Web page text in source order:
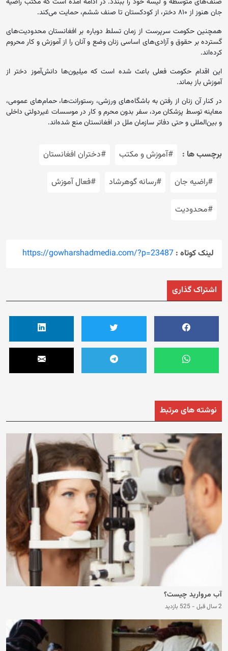
جان هنوز از ۸۱۰ دختر، از کودکستان تا صنف ششم، حمایت می‌کند.
همچنین حکومت سرپرست از زمان تسلط دوباره بر افغانستان محدودیت‌های
گسترده بر حقوق و آزادی‌های اساسی زنان وضع و آنان را از آموزش و کار محروم
کرده‌اند.
این اقدام حکومت فعلی باعث شده است که میلیون‌ها دانش‌آموز دختر از
آموزش باز بماند.
در کنار آن زنان از رفتن به‌ باشگاه‌های ورزشی، رستورانت‌ها، حمام‌های عمومی،
معاینه توسط پزشکان مرد، سفر بدون محرم و کار در موسسات غیردولتی داخلی
و بین‌المللی و حتی دفاتر سازمان ملل در افغانستان منع شده‌اند.
برچسب ها : #آموزش و مکتب #دختران افغانستان
#راضیه جان #رسانه گوهرشاد #فعال آموزش
#محدودیت
لینک کوتاه : https://gowharshadmedia.com/?p=23487
اشتراک گذاری
نوشته های مرتبط
آب‌ مروارید چیست؟
2 سال قبل - 525 بازدید